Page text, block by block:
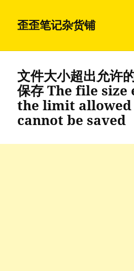
歪歪笔记杂货铺
文件大小超出允许
保存 The file size
the limit allowed
cannot be saved